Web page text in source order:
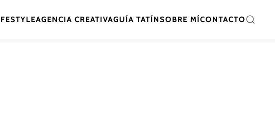
AGENCIA CREATIVAGUÍA TATÍNSOBRE MÍCONTACTO